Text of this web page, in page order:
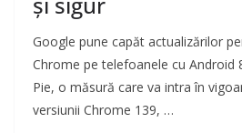
Google pune capăt actualizărilor
Chrome pe telefoanele cu Android
Pie, o măsură care va intra în
versiunii Chrome 139, …